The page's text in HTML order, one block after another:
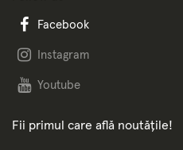
Facebook
Instagram
Youtube
Fii primul care află noutățile!